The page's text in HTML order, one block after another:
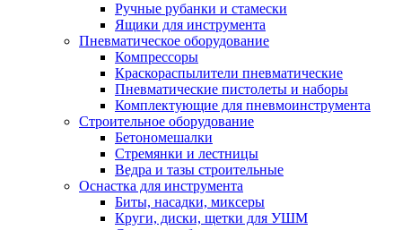
Ручные рубанки и стамески
Ящики для инструмента
Пневматическое оборудование
Компрессоры
Краскораспылители пневматические
Пневматические пистолеты и наборы
Комплектующие для пневмоинструмента
Строительное оборудование
Бетономешалки
Стремянки и лестницы
Ведра и тазы строительные
Оснастка для инструмента
Биты, насадки, миксеры
Круги, диски, щетки для УШМ